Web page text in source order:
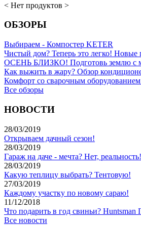
< Нет продуктов >
ОБЗОРЫ
Выбираем - Компостер KETER
Чистый дом? Теперь это легко!
ОСЕНЬ БЛИЗКО! Подготовь землю с
Как выжить в жару? Обзор
Комфорт со сварочным
Все обзоры
НОВОСТИ
28/03/2019
Открываем дачный сезон!
28/03/2019
Гараж на даче - мечта? Нет, реальность!
28/03/2019
Какую теплицу выбрать? Тентовую!
27/03/2019
Каждому участку по новому сараю!
11/12/2018
Что подарить в год свиньи? Huntsman
Все новости